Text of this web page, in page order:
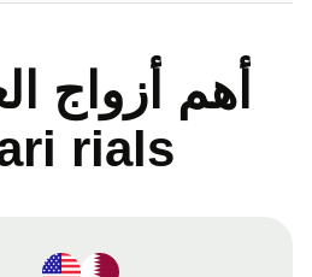
أهم أزواج
rials